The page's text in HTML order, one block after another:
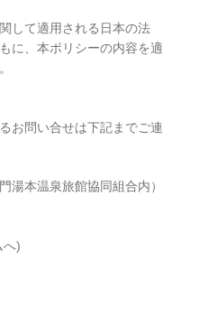
して適用される日本の法
に、本ポリシーの内容を適
お問い合せは下記までご連
湯本温泉旅館協同組合内）
へ)